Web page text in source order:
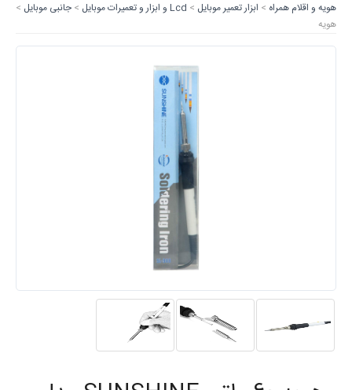
هویه و اقلام همراه > ابزار تعمیر موبایل > Lcd و ابزار و تعمیرات موبایل > جانبی موبایل >
هویه